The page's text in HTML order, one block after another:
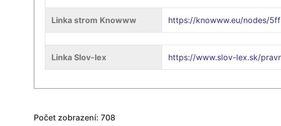
Linka strom Knowww https://knowww.eu/nodes/
Linka Slov-lex https://www.slov-lex.sk/
Počet zobrazení: 708